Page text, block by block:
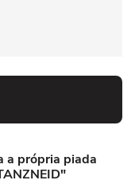
a própria piada